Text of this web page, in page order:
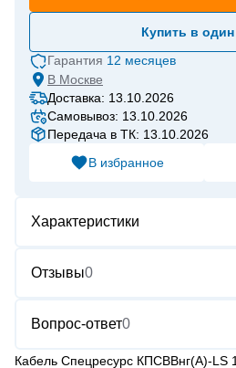
Купить в один
Гарантия 12 месяцев
В Москве
Доставка: 13.10.2026
Самовывоз: 13.10.2026
Передача в ТК: 13.10.2026
В избранное
Характеристики
Отзывы0
Вопрос-ответ0
Кабель Спецресурс КПСВВнг(А)-LS